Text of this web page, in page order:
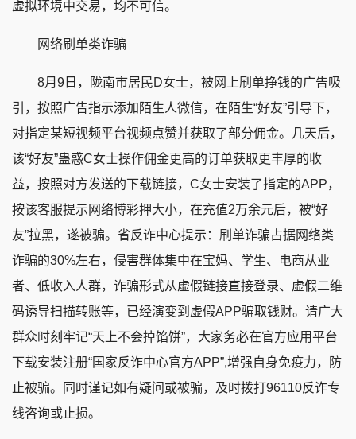
虚拟环境中交易，均不可信。
网络刷单类诈骗
8月9日，陇南市居民D女士，被网上刷单挣钱的广告吸
引，按照广告指示添加陌生人微信，在陌生“好友”引导下，
对指定某短视频平台视频点赞并获取了部分佣金。几天后，
该“好友”蛊惑C女士操作佣金更高的订单获取更丰厚的收
益，按照对方发送的下载链接，C女士安装了指定的APP，
按该客服提示网络博彩押大小，在充值2万余元后，被“好
友”拉黑，遂被骗。省反诈中心提示：刷单诈骗占据网络类
诈骗的30%左右，侵害群体集中在宝妈、学生、电商从业
者、低收入人群，诈骗形式从虚假链接直接登录、虚假二维
码诱导扫描转账等，已经演变到虚假APP骗取钱财。请广大
群众时刻牢记“天上不会掉馅饼”，大家务必在官方应用平台
下载安装注册“国家反诈中心官方APP”,增强自身免疫力，防
止被骗。同时谨记如有疑问或被骗，及时拨打96110反诈专
线咨询或止损。